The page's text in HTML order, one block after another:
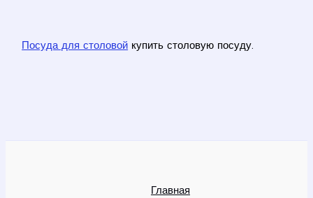
Посуда для столовой купить столовую посуду.
Главная